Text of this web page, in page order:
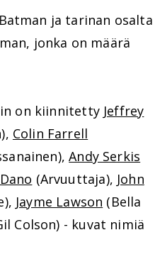
ja tarinan osalta
jonka on määrä
on kiinnitetty Jeffrey
Colin Farrell
Andy Serkis
(Arvuuttaja), John
Jayme Lawson (Bella
Colson) - kuvat nimiä